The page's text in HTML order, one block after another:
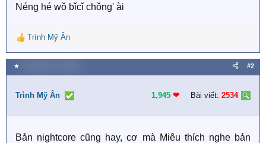
Néng hé wǒ bǐcǐ chǒng' ài
R
e
a
c
i
n
:
Trình Mỹ Ân
★ #2
Trình Mỹ Ân 1,945 ❤︎ Bài viết: 2534
Bản nightcore cũng hay, cơ mà Miêu thích nghe bản